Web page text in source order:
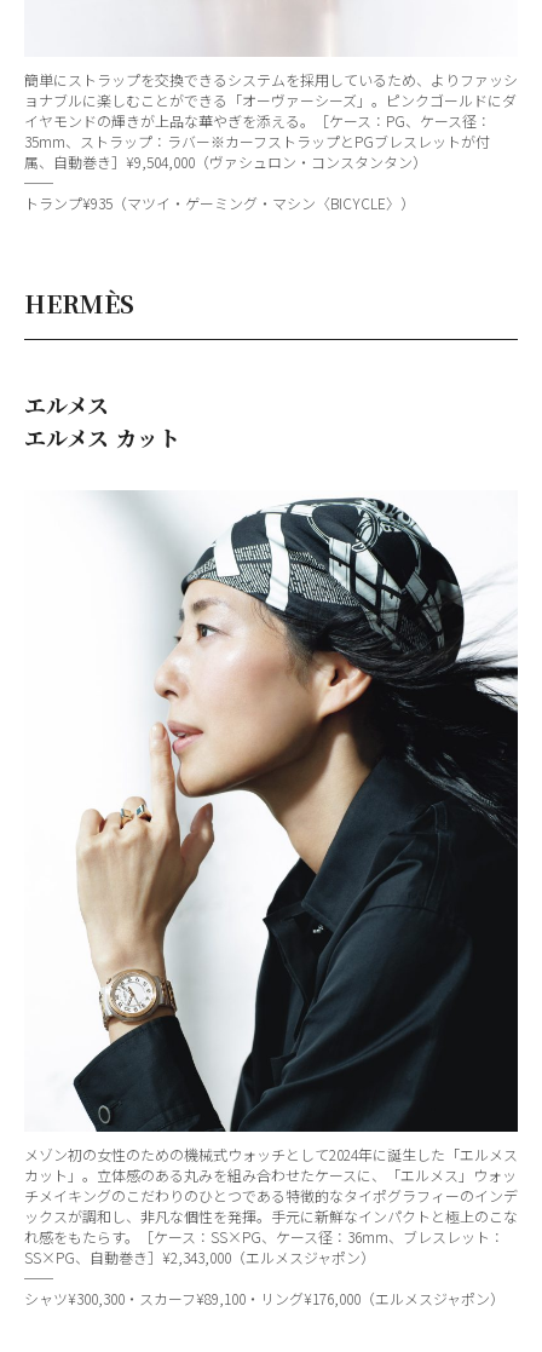
簡単にストラップを交換できるシステムを採用しているため、よりファッシ
ョナブルに楽しむことができる「オーヴァーシーズ」。ピンクゴールドにダ
イヤモンドの輝きが上品な華やぎを添える。［ケース：PG、ケース径：
35mm、ストラップ：ラバー※カーフストラップとPGブレスレットが付
属、自動巻き］¥9,504,000（ヴァシュロン・コンスタンタン）
──
トランプ¥935（マツイ・ゲーミング・マシン〈BICYCLE〉）
HERMÈS
エルメス
エルメス カット
メゾン初の女性のための機械式ウォッチとして2024年に誕生した「エルメス
カット」。立体感のある丸みを組み合わせたケースに、「エルメス」ウォッ
チメイキングのこだわりのひとつである特徴的なタイポグラフィーのインデ
ックスが調和し、非凡な個性を発揮。手元に新鮮なインパクトと極上のこな
れ感をもたらす。［ケース：SS×PG、ケース径：36mm、ブレスレット：
SS×PG、自動巻き］¥2,343,000（エルメスジャポン）
──
シャツ¥300,300・スカーフ¥89,100・リング¥176,000（エルメスジャポン）